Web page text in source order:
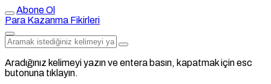
Abone Ol
Para Kazanma Fikirleri
Aradığınız kelimeyi yazın ve entera basın, kapatmak için esc
butonuna tıklayın.